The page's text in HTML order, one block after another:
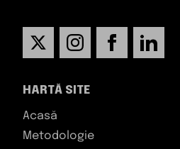
HARTĂ SITE
Acasă
Metodologie